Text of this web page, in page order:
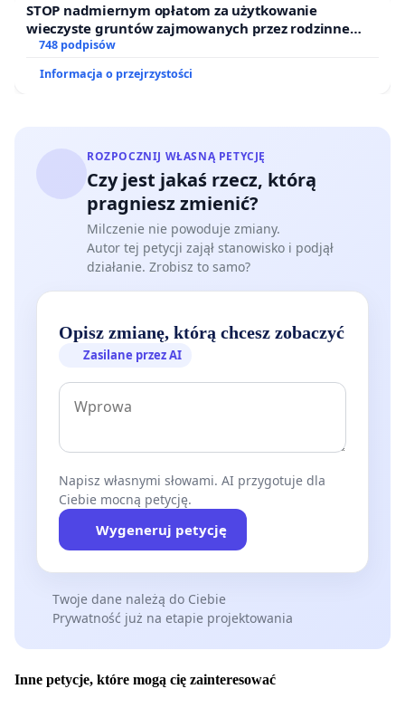
STOP nadmiernym opłatom za użytkowanie
wieczyste gruntów zajmowanych przez rodzinne
ogrody działkowe.
748 podpisów
Informacja o przejrzystości
ROZPOCZNIJ WŁASNĄ PETYCJĘ
Czy jest jakaś rzecz, którą
pragniesz zmienić?
Milczenie nie powoduje zmiany.
Autor tej petycji zajął stanowisko i podjął
działanie. Zrobisz to samo?
Opisz zmianę, którą chcesz zobaczyć
Zasilane przez AI
Napisz własnymi słowami. AI przygotuje dla
Ciebie mocną petycję.
Wygeneruj petycję
Twoje dane należą do Ciebie
Prywatność już na etapie projektowania
Inne petycje, które mogą cię zainteresować